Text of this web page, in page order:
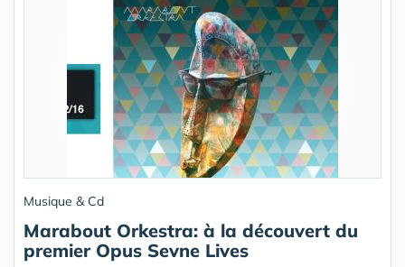
Musique & Cd
Marabout Orkestra: à la découvert du
premier Opus Sevne Lives